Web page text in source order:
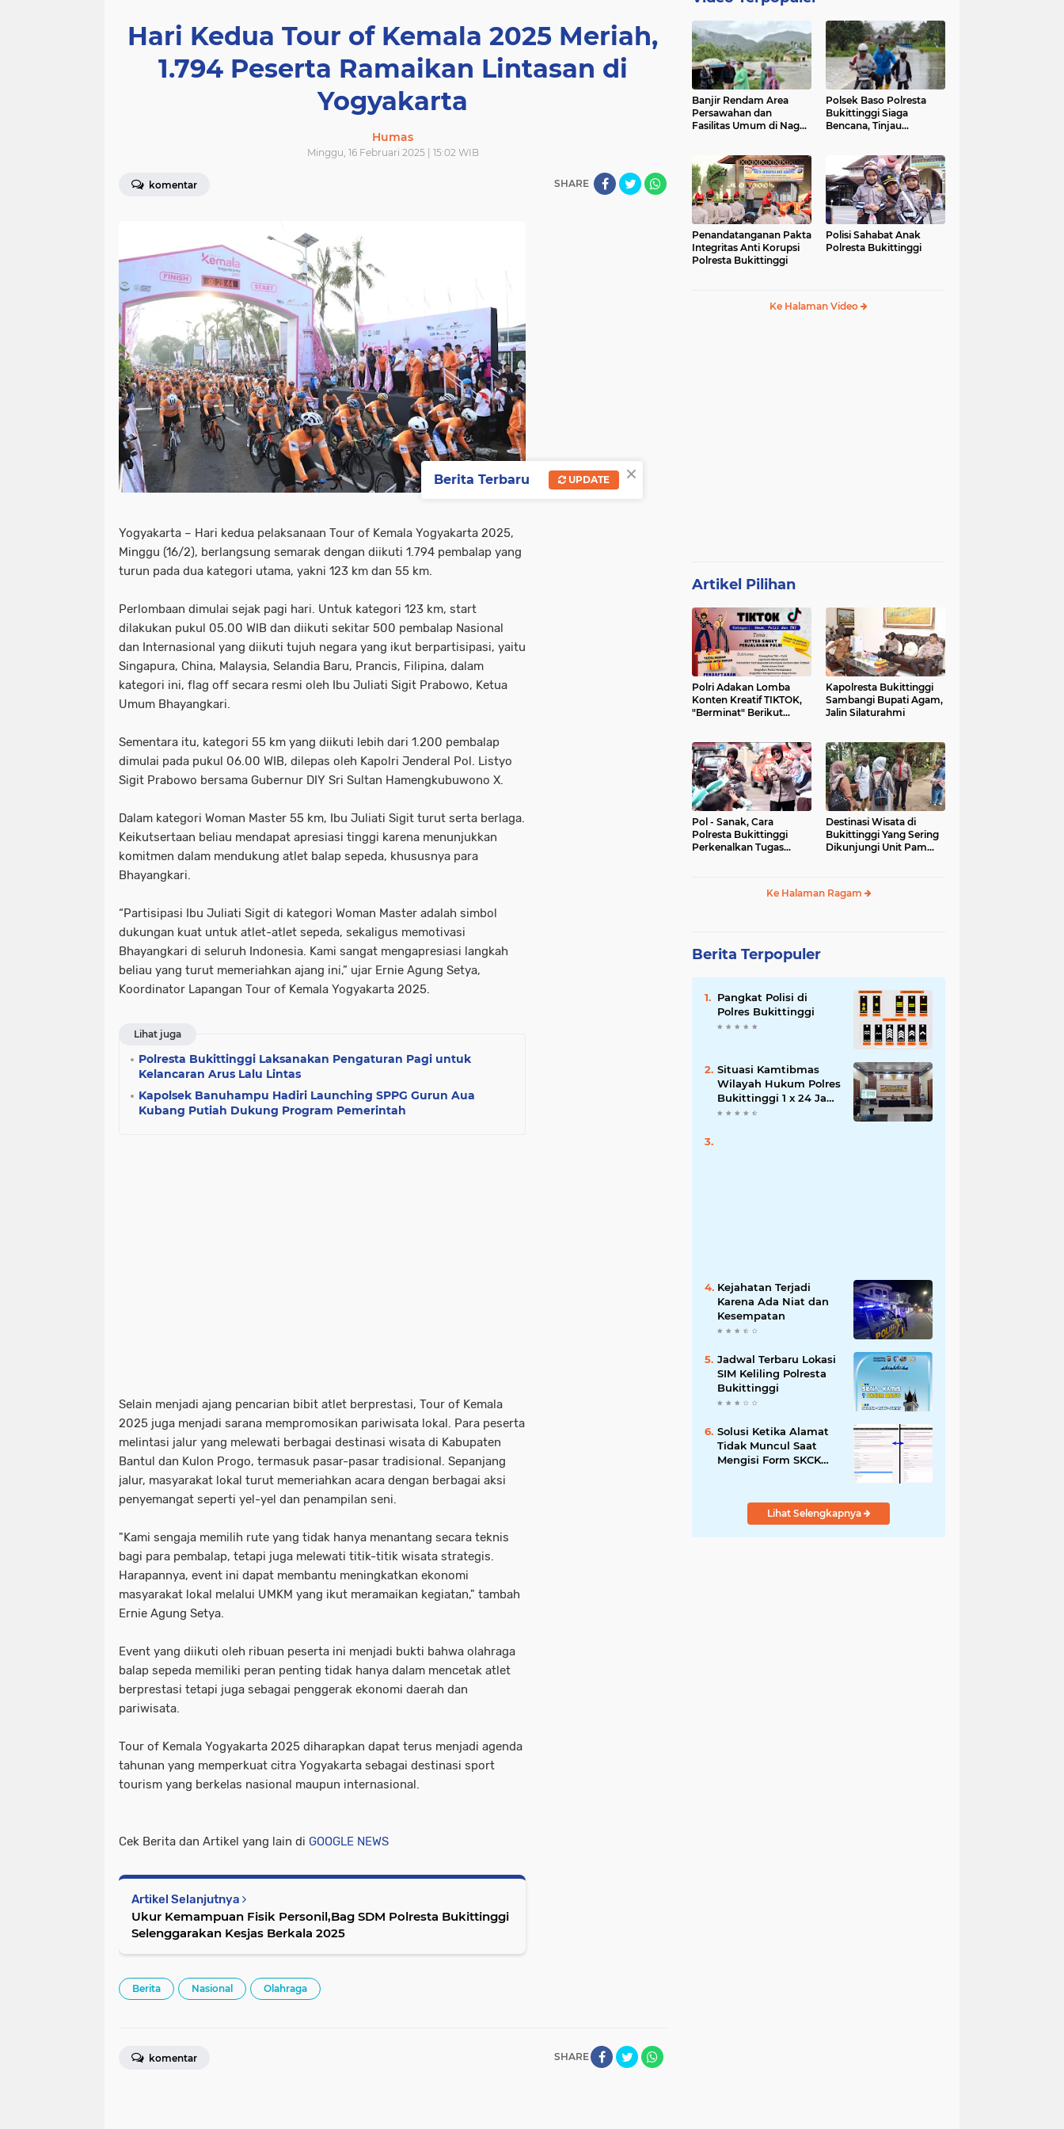
Hari Kedua Tour of Kemala 2025 Meriah,
1.794 Peserta Ramaikan Lintasan di
Yogyakarta
Humas
Minggu, 16 Februari 2025 | 15:02 WIB
komentar SHARE
Yogyakarta – Hari kedua pelaksanaan Tour of Kemala Yogyakarta 2025,
Minggu (16/2), berlangsung semarak dengan diikuti 1.794 pembalap yang
turun pada dua kategori utama, yakni 123 km dan 55 km.
Perlombaan dimulai sejak pagi hari. Untuk kategori 123 km, start
dilakukan pukul 05.00 WIB dan diikuti sekitar 500 pembalap Nasional
dan Internasional yang diikuti tujuh negara yang ikut berpartisipasi, yaitu
Singapura, China, Malaysia, Selandia Baru, Prancis, Filipina, dalam
kategori ini, flag off secara resmi oleh Ibu Juliati Sigit Prabowo, Ketua
Umum Bhayangkari.
Sementara itu, kategori 55 km yang diikuti lebih dari 1.200 pembalap
dimulai pada pukul 06.00 WIB, dilepas oleh Kapolri Jenderal Pol. Listyo
Sigit Prabowo bersama Gubernur DIY Sri Sultan Hamengkubuwono X.
Dalam kategori Woman Master 55 km, Ibu Juliati Sigit turut serta berlaga.
Keikutsertaan beliau mendapat apresiasi tinggi karena menunjukkan
komitmen dalam mendukung atlet balap sepeda, khususnya para
Bhayangkari.
“Partisipasi Ibu Juliati Sigit di kategori Woman Master adalah simbol
dukungan kuat untuk atlet-atlet sepeda, sekaligus memotivasi
Bhayangkari di seluruh Indonesia. Kami sangat mengapresiasi langkah
beliau yang turut memeriahkan ajang ini,” ujar Ernie Agung Setya,
Koordinator Lapangan Tour of Kemala Yogyakarta 2025.
Lihat juga
Polresta Bukittinggi Laksanakan Pengaturan Pagi untuk
Kelancaran Arus Lalu Lintas
Kapolsek Banuhampu Hadiri Launching SPPG Gurun Aua
Kubang Putiah Dukung Program Pemerintah
Selain menjadi ajang pencarian bibit atlet berprestasi, Tour of Kemala
2025 juga menjadi sarana mempromosikan pariwisata lokal. Para peserta
melintasi jalur yang melewati berbagai destinasi wisata di Kabupaten
Bantul dan Kulon Progo, termasuk pasar-pasar tradisional. Sepanjang
jalur, masyarakat lokal turut memeriahkan acara dengan berbagai aksi
penyemangat seperti yel-yel dan penampilan seni.
"Kami sengaja memilih rute yang tidak hanya menantang secara teknis
bagi para pembalap, tetapi juga melewati titik-titik wisata strategis.
Harapannya, event ini dapat membantu meningkatkan ekonomi
masyarakat lokal melalui UMKM yang ikut meramaikan kegiatan," tambah
Ernie Agung Setya.
Event yang diikuti oleh ribuan peserta ini menjadi bukti bahwa olahraga
balap sepeda memiliki peran penting tidak hanya dalam mencetak atlet
berprestasi tetapi juga sebagai penggerak ekonomi daerah dan
pariwisata.
Tour of Kemala Yogyakarta 2025 diharapkan dapat terus menjadi agenda
tahunan yang memperkuat citra Yogyakarta sebagai destinasi sport
tourism yang berkelas nasional maupun internasional.
Cek Berita dan Artikel yang lain di GOOGLE NEWS
Artikel Selanjutnya
Ukur Kemampuan Fisik Personil,Bag SDM Polresta Bukittinggi
Selenggarakan Kesjas Berkala 2025
Berita Nasional Olahraga
SHARE
komentar
Banjir Rendam Area
Persawahan dan
Fasilitas Umum di Nagari
Polsek Baso Polresta
Bukittinggi Siaga
Bencana, Tinjau
Penandatanganan Pakta
Integritas Anti Korupsi
Polresta Bukittinggi
Polisi Sahabat Anak
Polresta Bukittinggi
Ke Halaman Video
Artikel Pilihan
Polri Adakan Lomba
Konten Kreatif TIKTOK,
"Berminat" Berikut
Kapolresta Bukittinggi
Sambangi Bupati Agam,
Jalin Silaturahmi
Pol - Sanak, Cara
Polresta Bukittinggi
Perkenalkan Tugas
Destinasi Wisata di
Bukittinggi Yang Sering
Dikunjungi Unit Pam
Ke Halaman Ragam
Berita Terpopuler
Pangkat Polisi di
Polres Bukittinggi
Situasi Kamtibmas
Wilayah Hukum Polres
Bukittinggi 1 x 24 Jam
Senin 27 Juni 2022
Kejahatan Terjadi
Karena Ada Niat dan
Kesempatan
Jadwal Terbaru Lokasi
SIM Keliling Polresta
Bukittinggi
Solusi Ketika Alamat
Tidak Muncul Saat
Mengisi Form SKCK
Lihat Selengkapnya
×
Berita Terbaru UPDATE